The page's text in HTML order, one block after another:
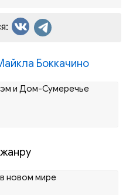
Боккачино
и Дом-Сумеречье
новом мире